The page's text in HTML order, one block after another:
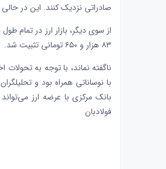
صادراتی نزدیک کنند. این در
۸۳ هزار و ۶۵۰ تومانی تثبیت شد.
ناگفته نماند، با توجه به تحولات
با نوساناتی همراه بود و
بانک مرکزی با عرضه ارز
فولادبان